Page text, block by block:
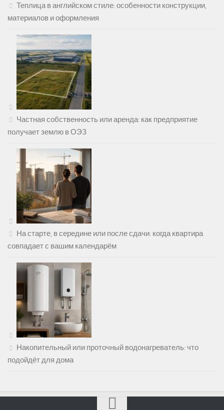
Теплица в английском стиле: особенности конструкции,
материалов и оформления
Частная собственность или аренда: как предприятие
получает землю в ОЭЗ
На старте, в середине или после сдачи: когда квартира
совпадает с вашим календарём
Накопительный или проточный водонагреватель: что
подойдёт для дома